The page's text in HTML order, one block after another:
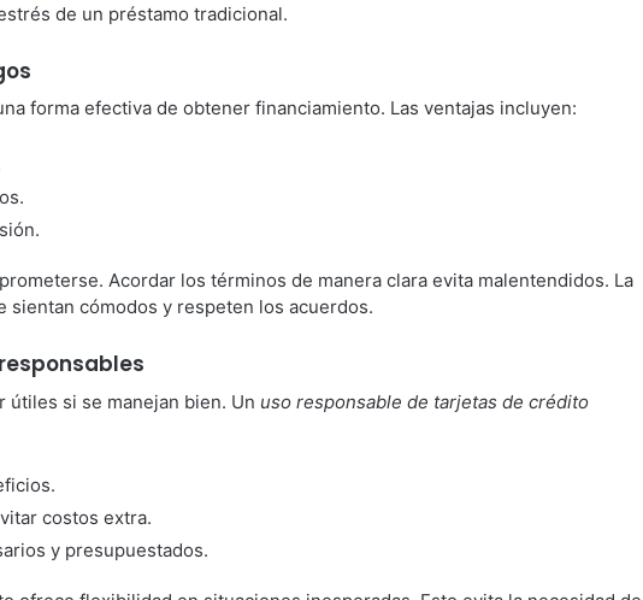
de un préstamo tradicional.
forma efectiva de obtener financiamiento. Las ventajas incluyen:
Acordar los términos de manera clara evita malentendidos. La
sientan cómodos y respeten los acuerdos.
útiles si se manejan bien. Un uso responsable de tarjetas de crédito
costos extra.
y presupuestados.